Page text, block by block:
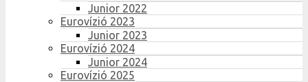
Junior 2022
Eurovízió 2023
Junior 2023
Eurovízió 2024
Junior 2024
Eurovízió 2025